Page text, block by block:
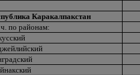
Каракалпакстан
ч. по районам: